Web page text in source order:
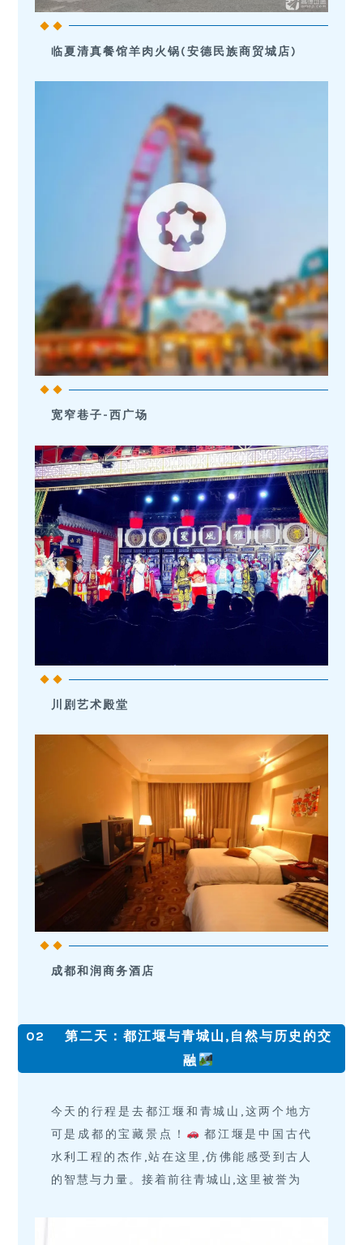
临夏清真餐馆羊肉火锅(安德民族商贸城店)
宽窄巷子-西广场
川剧艺术殿堂
成都和润商务酒店
02
第二天：都江堰与青城山,自然与历史的交
融
今天的行程是去都江堰和青城山,这两个地方
可是成都的宝藏景点！
都江堰是中国古代
水利工程的杰作,站在这里,仿佛能感受到古人
的智慧与力量。接着前往青城山,这里被誉为